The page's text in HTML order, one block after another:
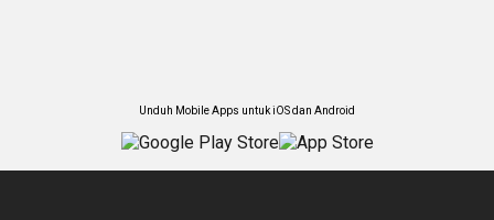
Unduh Mobile Apps untuk iOS dan Android